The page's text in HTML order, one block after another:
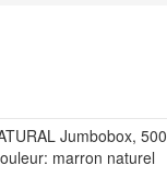
Jumbobox,
marron naturel